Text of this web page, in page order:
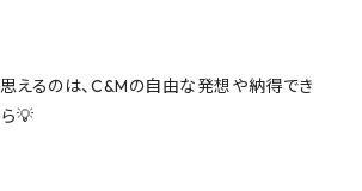
思えるのは、C&Mの自由な発想や納得でき
💡